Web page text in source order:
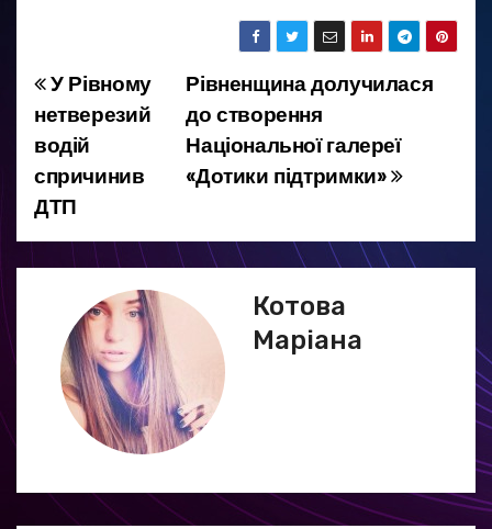
Н
а
в
і
г
з
Рівненщина долучилася
до створення
Національної галереї
«Дотики підтримки»
У Рівному
нетверезий
водій
спричинив
ДТП
Котова
Маріана